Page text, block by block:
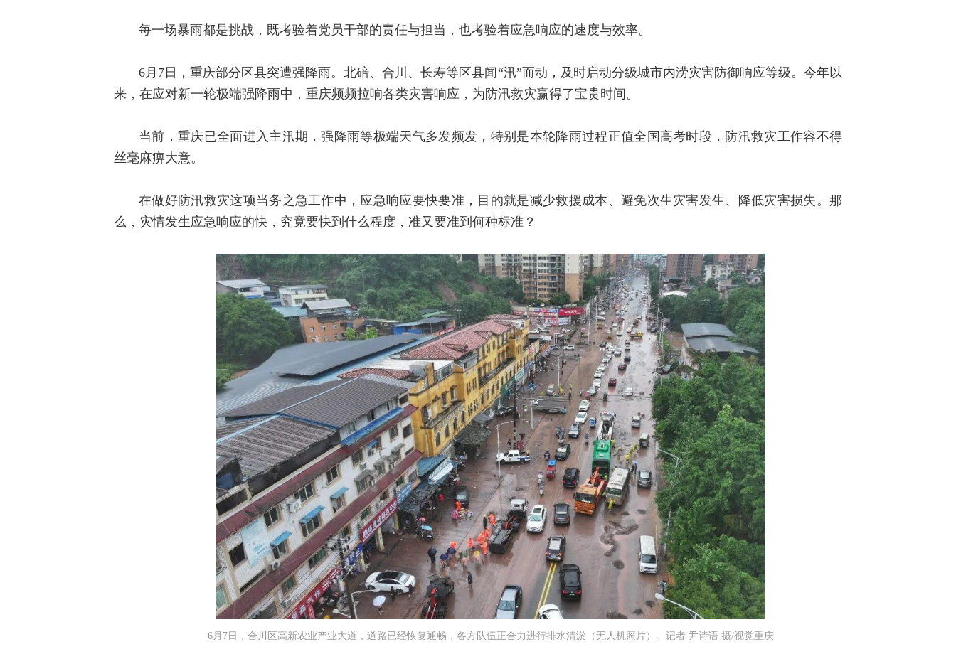
每一场暴雨都是挑战，既考验着党员干部的责任与担当，也考验着应急响应的速度与效率。
6月7日，重庆部分区县突遭强降雨。北碚、合川、长寿等区县闻“汛”而动，及时启动分级城市内涝灾害防御响应等级。今年以
来，在应对新一轮极端强降雨中，重庆频频拉响各类灾害响应，为防汛救灾赢得了宝贵时间。
当前，重庆已全面进入主汛期，强降雨等极端天气多发频发，特别是本轮降雨过程正值全国高考时段，防汛救灾工作容不得
丝毫麻痹大意。
在做好防汛救灾这项当务之急工作中，应急响应要快要准，目的就是减少救援成本、避免次生灾害发生、降低灾害损失。那
么，灾情发生应急响应的快，究竟要快到什么程度，准又要准到何种标准？
6月7日，合川区高新农业产业大道，道路已经恢复通畅，各方队伍正合力进行排水清淤（无人机照片）。记者 尹诗语 摄/视觉重庆